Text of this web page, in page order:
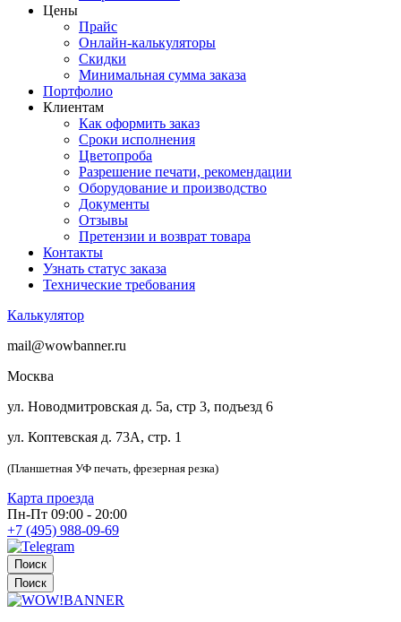
Цены
Прайс
Онлайн-калькуляторы
Скидки
Минимальная сумма заказа
Портфолио
Клиентам
Как оформить заказ
Сроки исполнения
Цветопроба
Разрешение печати, рекомендации
Оборудование и производство
Документы
Отзывы
Претензии и возврат товара
Контакты
Узнать статус заказа
Технические требования
Калькулятор
mail@wowbanner.ru
Москва
ул. Новодмитровская д. 5а, стр 3, подъезд 6
ул. Коптевская д. 73А, стр. 1
(Планшетная УФ печать, фрезерная резка)
Карта проезда
Пн-Пт 09:00 - 20:00
+7 (495) 988-09-69
Поиск
Поиск